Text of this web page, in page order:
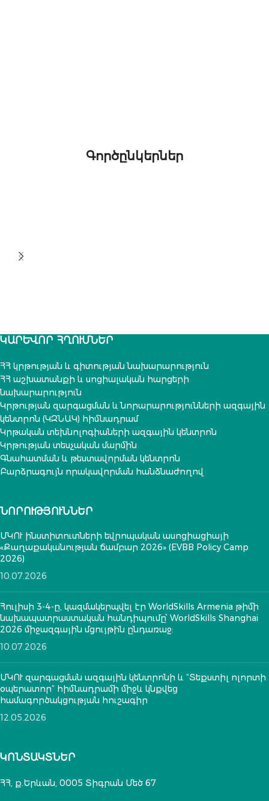
Գործընկերներ
ԿԱՐԵՒՈՐ ՀՂՈՒՄՆԵՐ
ՀՀ կրթության և գիտության նախարարություն
ՀՀ աշխատանքի և սոցիալական հարցերի
նախարարություն
Կրթության զարգացման և նորարարությունների ազգային
կենտրոն (ԿԶՆԱԿ) հիմնադրամ
Կրթական տեխնոլոգիաների ազգային կենտրոն
Կրթության տեսչական մարմին
Գնահատման և թեստավորման կենտրոն
Բարձրագույն որակավորման հանձնաժողով
ՆՈՐՈՒԹՅՈՒՆՆԵՐ
ՄԿՈՒ ինստիտուտների եվրոպական ասոցիացիայի
«Քաղաքականության ճամբար 2026» (EVBB Policy Camp
2026)
10.07.2026
Հուլիսի 3-4-ը, կազմակերպվել էր WorldSkills Armenia թիմի
նախապատրաստական հանդիպումը՝ WorldSkills Shanghai
2026 միջազգային մցույթին ընդառաջ:
10.07.2026
ՄԿՈՒ զարգացման ազգային կենտրոնի և “Տեքստիլ ոլորտի
օպերատոր” հիմնադրամի միջև կնքվեց
համագործակցության հուշագիր
12.05.2026
ԿՈՆՏԱԿՏՆԵՐ
ՀՀ, ք.Երևան, 0005 Տիգրան Մեծ 67